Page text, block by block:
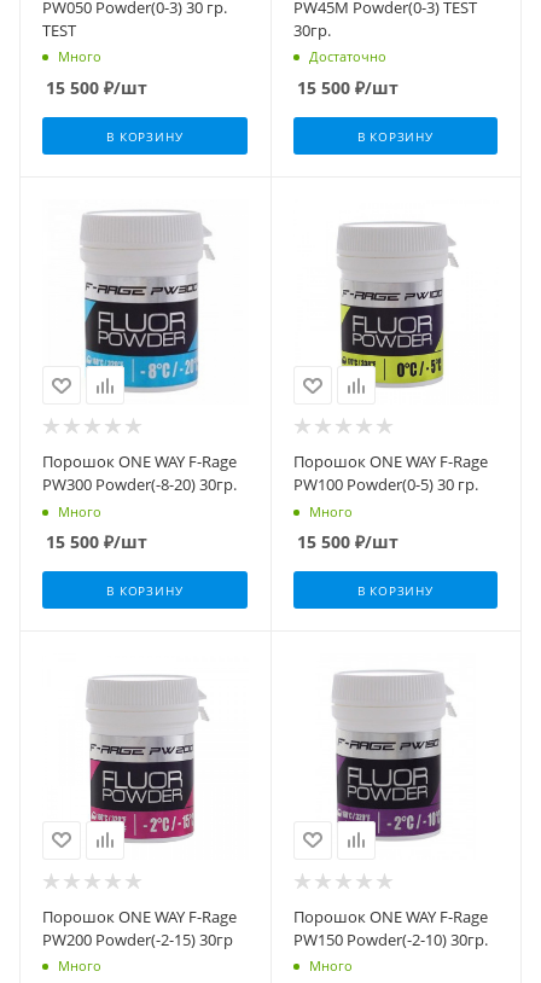
PW050 Powder(0-3) 30 гр.
TEST
Много
15 500 ₽/шт
В КОРЗИНУ
PW45M Powder(0-3) TEST
30гр.
Достаточно
15 500₽/шт
В КОРЗИНУ
Порошок ONE WAY F-Rage
PW300 Powder(-8-20) 30гр.
Много
15 500 ₽/шт
В КОРЗИНУ
Порошок ONE WAY F-Rage
PW100 Powder(0-5) 30 гр.
Много
15 500₽/шт
В КОРЗИНУ
Порошок ONE WAY F-Rage
PW200 Powder(-2-15) 30гр
Много
Порошок ONE WAY F-Rage
PW150 Powder(-2-10) 30гр.
Много